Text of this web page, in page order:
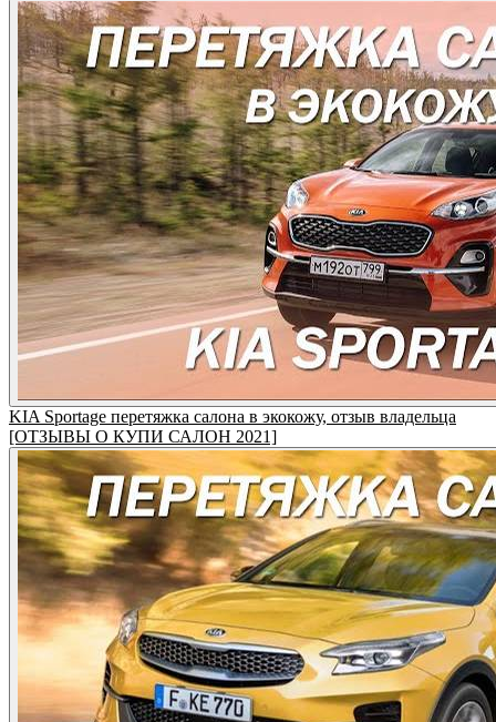
KIA Sportage перетяжка салона в экокожу, отзыв владельца
[ОТЗЫВЫ О КУПИ САЛОН 2021]